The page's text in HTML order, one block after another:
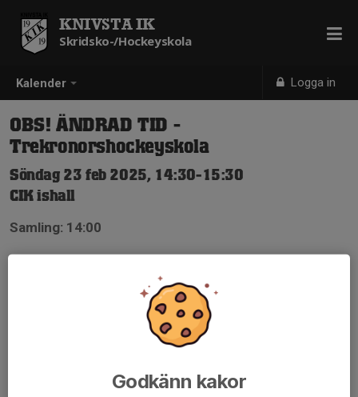
Kalender Logga in
KNIVSTA IK
Skridsko-/Hockeyskola
OBS! ÄNDRAD TID -
Trekronorshockeyskola
Söndag 23 feb 2025, 14:30-15:30
CIK ishall
Samling: 14:00
Godkänn kakor